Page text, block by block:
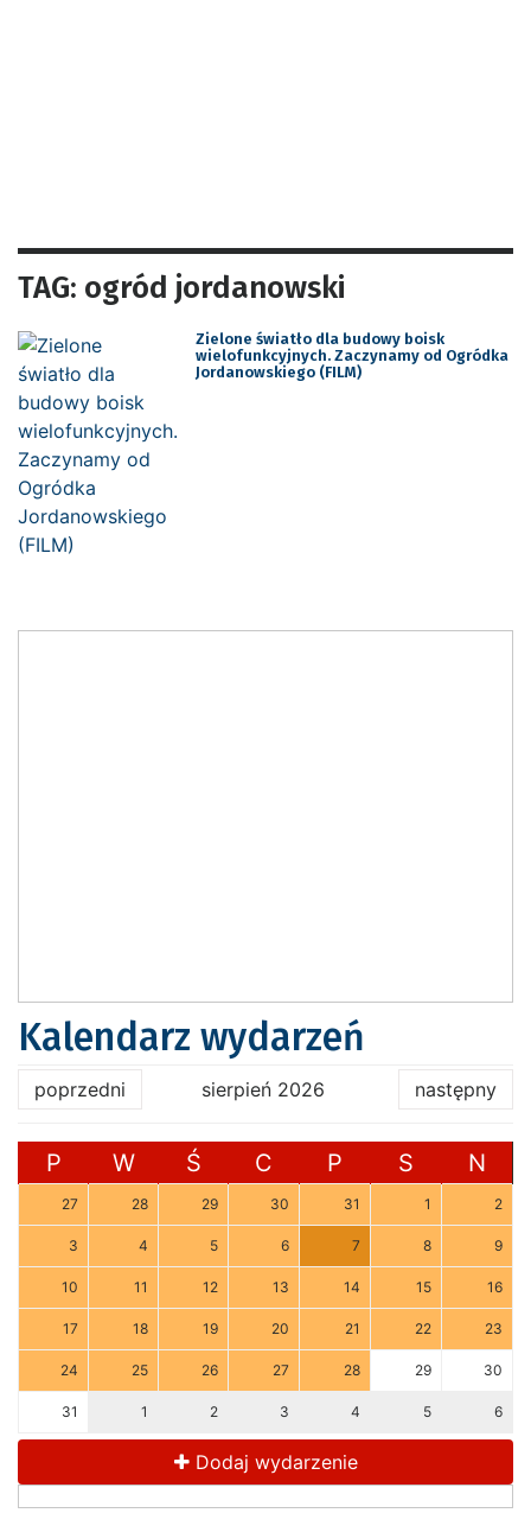
TAG: ogród jordanowski
Zielone światło dla budowy boisk
wielofunkcyjnych. Zaczynamy od Ogródka
Jordanowskiego (FILM)
Kalendarz wydarzeń
poprzedni sierpień 2026 następny
P W Ś C P S N
27 28 29 30 31 1 2
3 4 5 6 7 8 9
10 11 12 13 14 15 16
17 18 19 20 21 22 23
24 25 26 27 28 29 30
31 1 2 3 4 5 6
Dodaj wydarzenie